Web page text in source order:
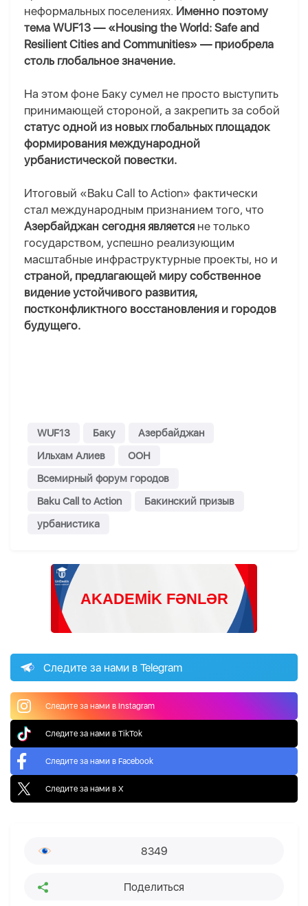
неформальных поселениях. Именно поэтому
тема WUF13 — «Housing the World: Safe and
Resilient Cities and Communities» — приобрела
столь глобальное значение.
На этом фоне Баку сумел не просто выступить
принимающей стороной, а закрепить за собой
статус одной из новых глобальных площадок
формирования международной
урбанистической повестки.
Итоговый «Baku Call to Action» фактически
стал международным признанием того, что
Азербайджан сегодня является не только
государством, успешно реализующим
масштабные инфраструктурные проекты, но и
страной, предлагающей миру собственное
видение устойчивого развития,
постконфликтного восстановления и городов
будущего.
WUF13 Баку
Азербайджан
Ильхам Алиев
ООН
Всемирный форум городов
Baku Call to Action
Бакинский призыв
урбанистика
Следите за нами в Telegram
Следите за нами в Instagram
Следите за нами в TikTok
Следите за нами в Facebook
Следите за нами в X
8349
Поделиться